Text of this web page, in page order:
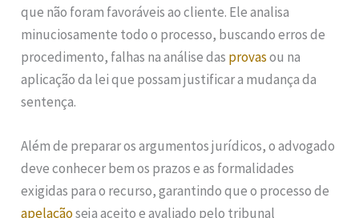
que não foram favoráveis ao cliente. Ele analisa
minuciosamente todo o processo, buscando erros de
procedimento, falhas na análise das provasou na
aplicação da lei que possam justificar a mudança da
sentença.
Além de preparar os argumentos jurídicos, o advogado
deve conhecer bem os prazos e as formalidades
exigidas para o recurso, garantindo que o processo de
apelaçãoseja aceito e avaliado pelo tribunal